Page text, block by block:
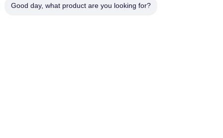
Adres
Good day, what product are you looking for?